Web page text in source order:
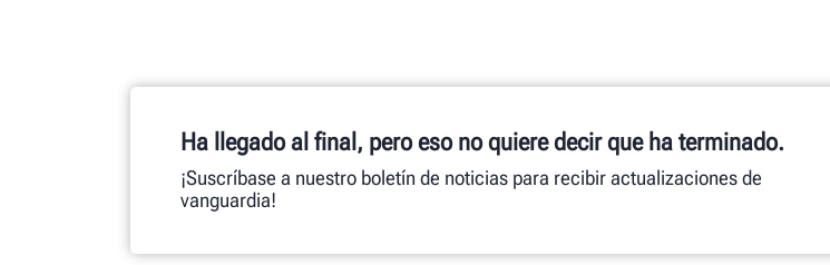
Cada sistema de alineación, consola
neumáticos, balanceadora, torno
para frenos y demás componentes
conllevan un ensamblaje experto.
SOLICITE ASISTENCIA
Ha llegado al final, pero eso no quiere decir que ha terminado.
¡Suscríbase a nuestro boletín de noticias para recibir actualizaciones de
vanguardia!